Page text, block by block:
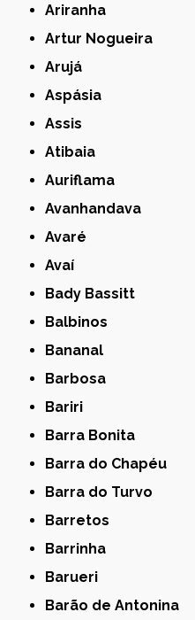
Ariranha
Artur Nogueira
Arujá
Aspásia
Assis
Atibaia
Auriflama
Avanhandava
Avaré
Avaí
Bady Bassitt
Balbinos
Bananal
Barbosa
Bariri
Barra Bonita
Barra do Chapéu
Barra do Turvo
Barretos
Barrinha
Barueri
Barão de Antonina